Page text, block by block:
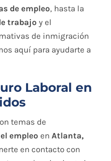
de empleo, hasta la
trabajo y el
de inmigración
aquí para ayudarte a
Laboral en
temas de
empleo en Atlanta,
en contacto con